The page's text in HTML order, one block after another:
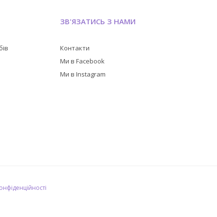
ЗВ'ЯЗАТИСЬ З НАМИ
Контакти
Ми в Facebook
Ми в Instagram